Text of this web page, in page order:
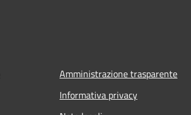
Amministrazione trasparente
Informativa privacy